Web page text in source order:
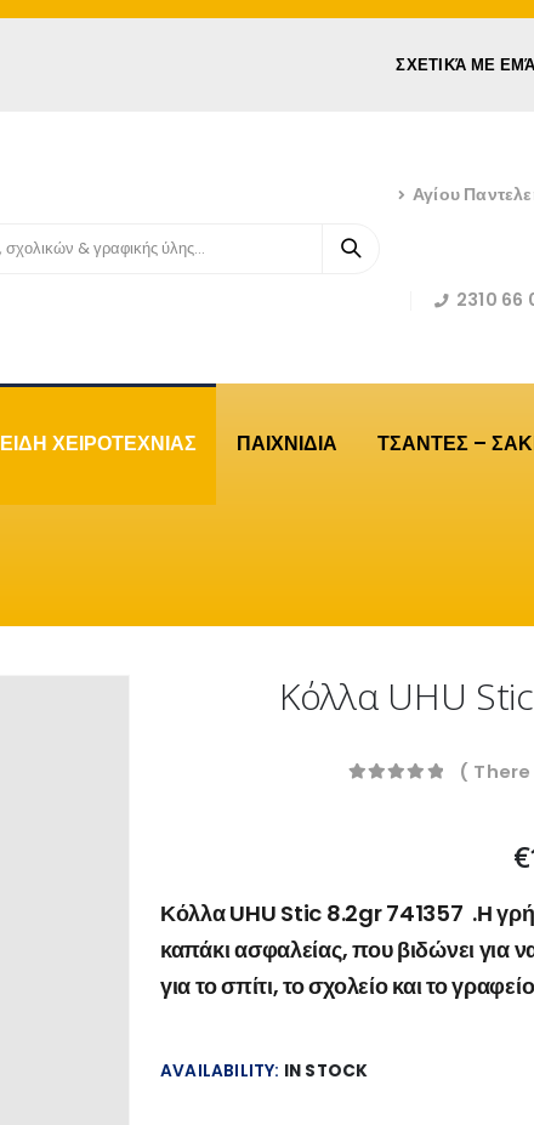
ΣΧΕΤΙΚΆ ΜΕ
Αγίου
2310 66
ΕΙΔΗ ΧΕΙΡΟΤΕΧΝΙΑΣ ΠΑΙΧΝΙΔΙΑ ΤΣΑΝΤΕΣ –
Κόλλα UHU
(
€
Κόλλα UHU Stic 8.2gr 741357 .Η
καπάκι ασφαλείας, που βιδώνει για
για το σπίτι, το σχολείο και το
AVAILABILITY: IN STOCK